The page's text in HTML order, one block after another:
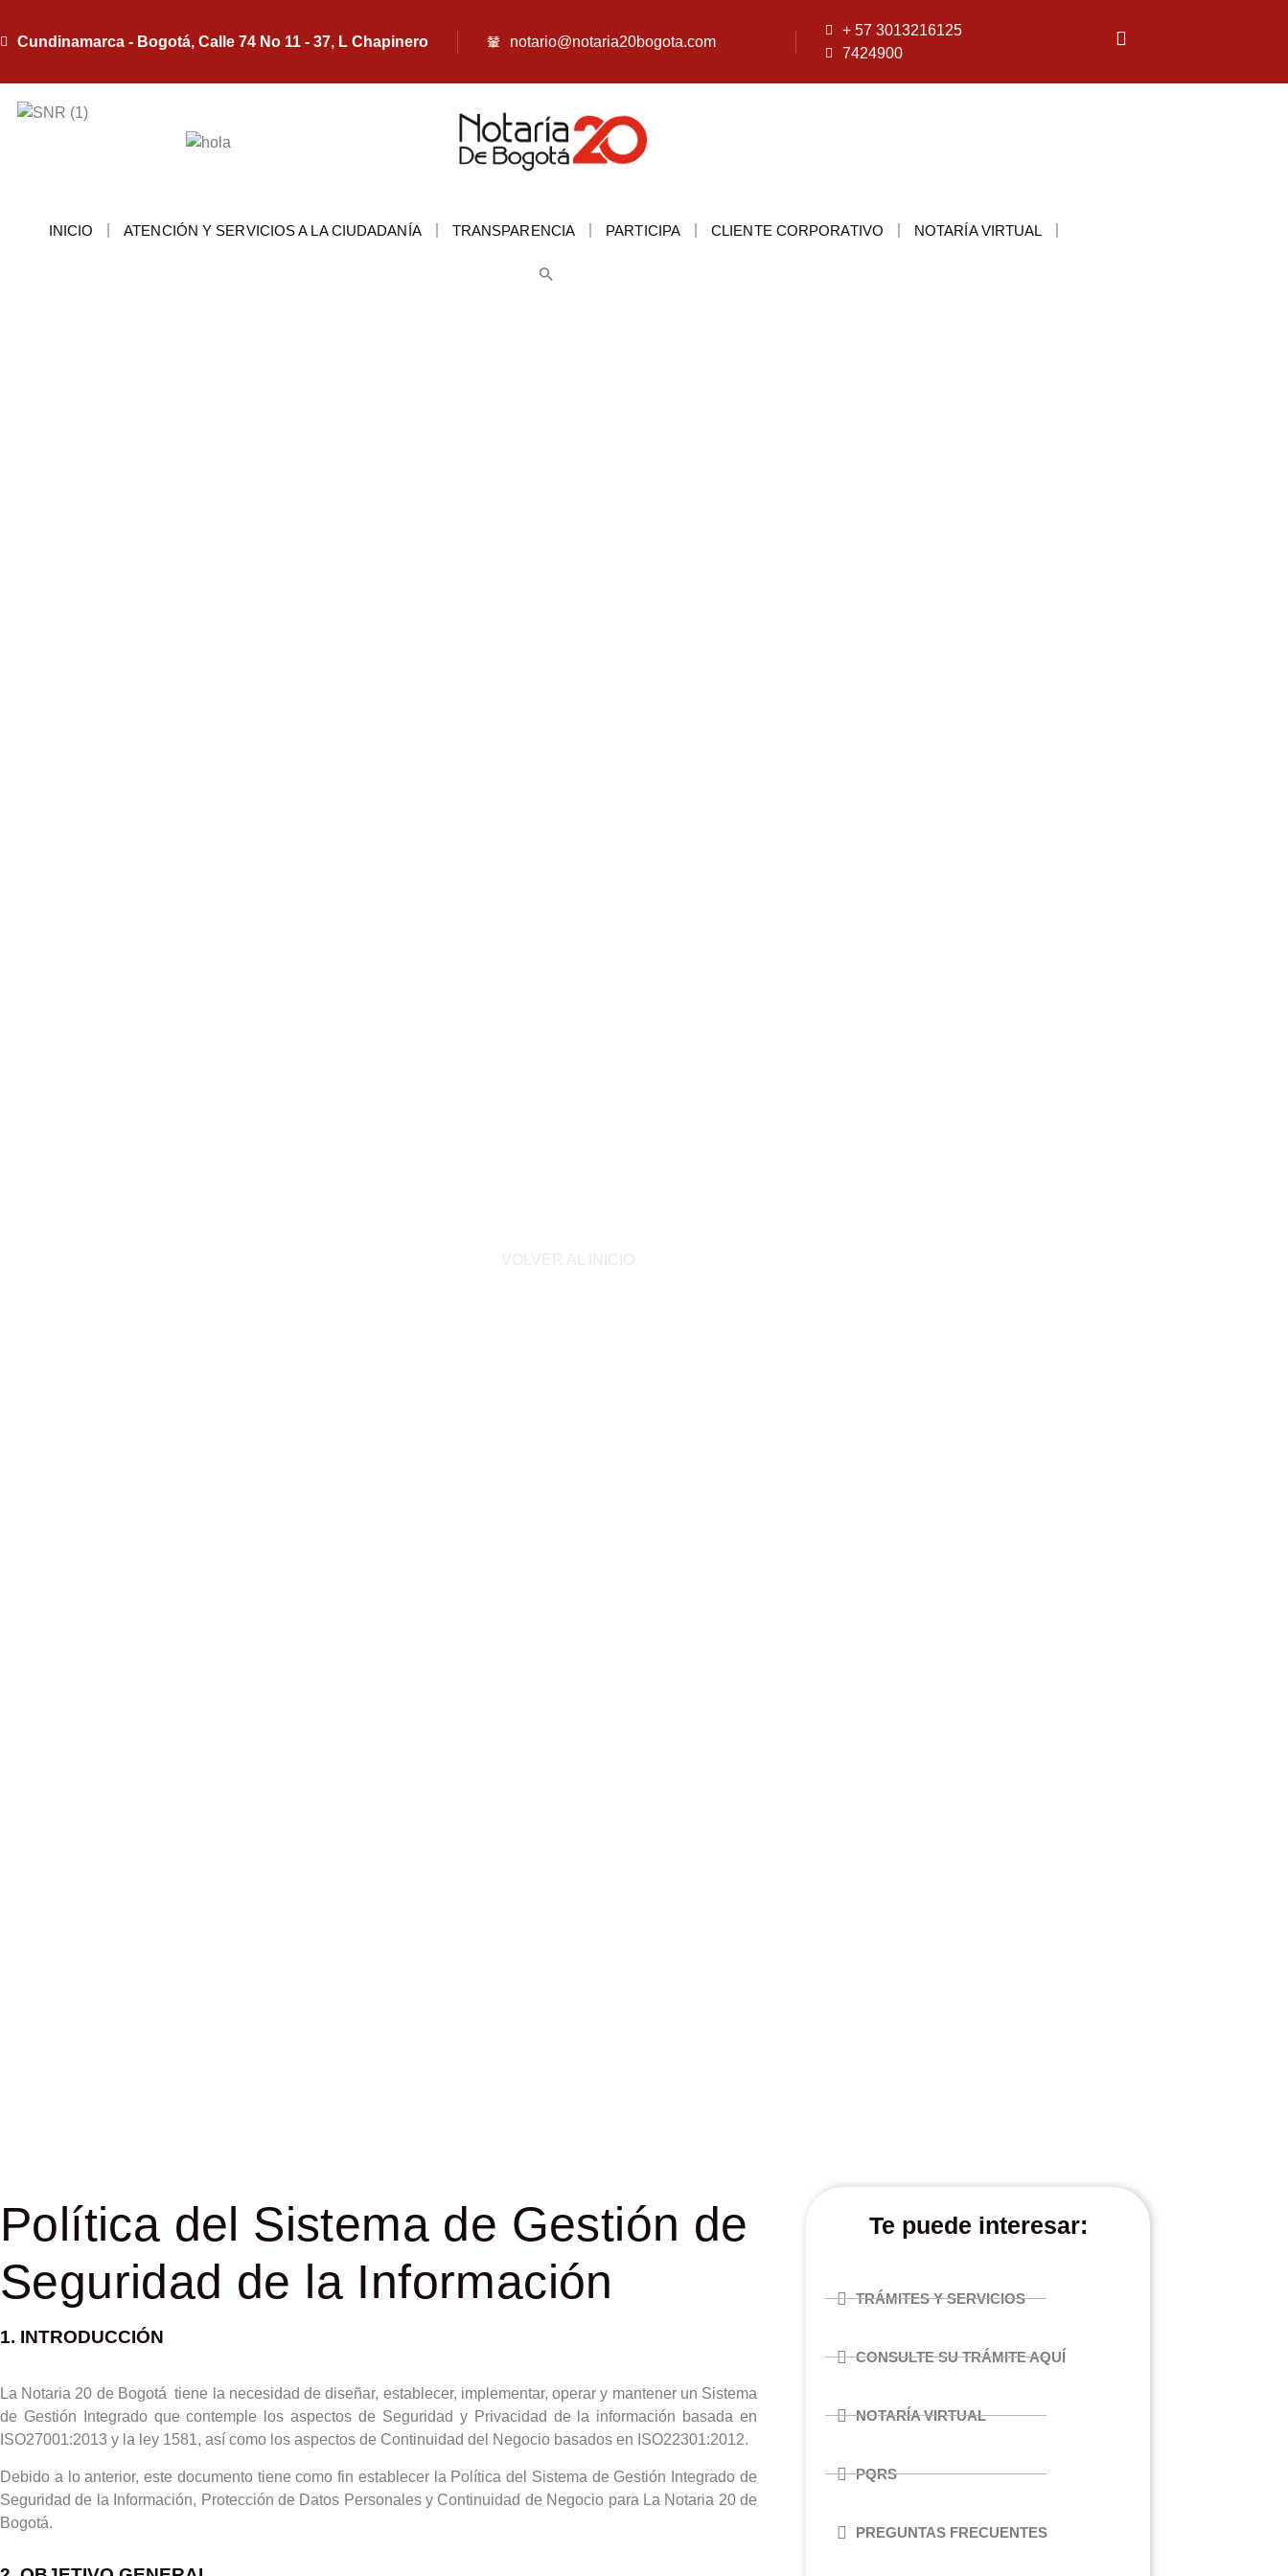
Cundinamarca - Bogotá, Calle 74 No 11 - 37, L Chapinero notario@notaria20bogota.com
+ 57 3013216125
7424900
INICIO ATENCIÓN Y SERVICIOS A LA CIUDADANÍA TRANSPARENCIA PARTICIPA CLIENTE CORPORATIVO NOTARÍA VIRTUAL
Política del Sistema de Gestión de
Seguridad de la Información
1. INTRODUCCIÓN
La Notaria 20 de Bogotá tiene la necesidad de diseñar, establecer, implementar, operar y mantener un Sistema
de Gestión Integrado que contemple los aspectos de Seguridad y Privacidad de la información basada en
ISO27001:2013 y la ley 1581, así como los aspectos de Continuidad del Negocio basados en ISO22301:2012.
Debido a lo anterior, este documento tiene como fin establecer la Política del Sistema de Gestión Integrado de
Seguridad de la Información, Protección de Datos Personales y Continuidad de Negocio para La Notaria 20 de
Bogotá.
Te puede interesar:
TRÁMITES Y SERVICIOS
CONSULTE SU TRÁMITE AQUÍ
NOTARÍA VIRTUAL
PQRS
PREGUNTAS FRECUENTES